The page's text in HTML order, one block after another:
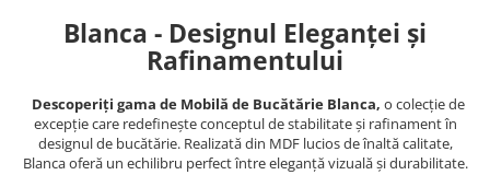
Blanca - Designul Eleganței și
Rafinamentului
Descoperiți gama de Mobilă de Bucătărie Blanca, o colecție de
excepție care redefinește conceptul de stabilitate și rafinament în
designul de bucătărie. Realizată din MDF lucios de înaltă calitate,
Blanca oferă un echilibru perfect între eleganță vizuală și durabilitate.